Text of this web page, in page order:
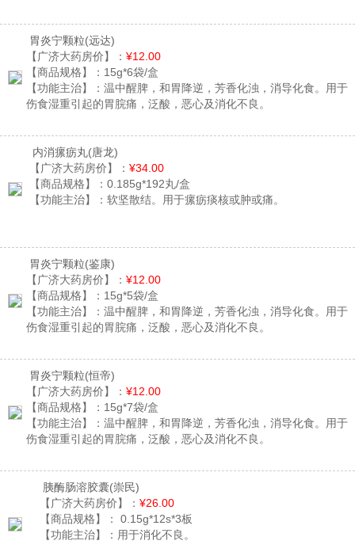
胃炎宁颗粒(远达)
【广济大药房价】： ¥12.00
【商品规格】： 15g*6袋/盒
【功能主治】： 温中醒脾，和胃降逆，芳香化浊，消导化食。用于
伤食湿重引起的胃脘痛，泛酸，恶心及消化不良。
内消瘰疬丸(唐龙)
【广济大药房价】： ¥34.00
【商品规格】： 0.185g*192丸/盒
【功能主治】： 软坚散结。用于瘰疬痰核或肿或痛。
胃炎宁颗粒(鉴康)
【广济大药房价】： ¥12.00
【商品规格】： 15g*5袋/盒
【功能主治】： 温中醒脾，和胃降逆，芳香化浊，消导化食。用于
伤食湿重引起的胃脘痛，泛酸，恶心及消化不良。
胃炎宁颗粒(恒帝)
【广济大药房价】： ¥12.00
【商品规格】： 15g*7袋/盒
【功能主治】： 温中醒脾，和胃降逆，芳香化浊，消导化食。用于
伤食湿重引起的胃脘痛，泛酸，恶心及消化不良。
胰酶肠溶胶囊(崇民)
【广济大药房价】： ¥26.00
【商品规格】：
0.15g*12s*3板
【功能主治】： 用于消化不良。